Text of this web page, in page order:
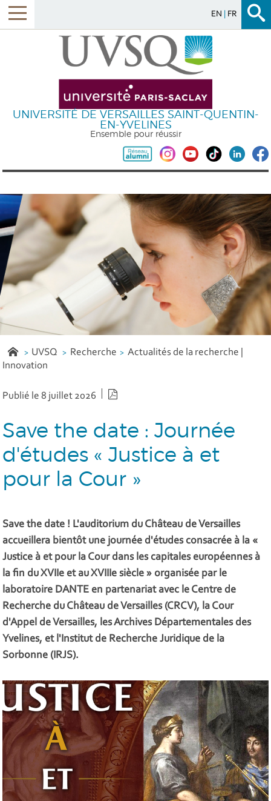
EN FR
UNIVERSITÉ DE VERSAILLES SAINT-QUENTIN-
EN-YVELINES
Ensemble pour réussir
UVSQ Recherche
Actualités de la recherche |
Innovation
Publié le 8 juillet 2026
Save the date : Journée
d'études « Justice à et
pour la Cour »
Save the date ! L'auditorium du Château de Versailles
accueillera bientôt une journée d'études consacrée à la «
Justice à et pour la Cour dans les capitales européennes à
la fin du XVIIe et au XVIIIe siècle » organisée par le
laboratoire DANTE en partenariat avec le Centre de
Recherche du Château de Versailles (CRCV), la Cour
d'Appel de Versailles, les Archives Départementales des
Yvelines, et l'Institut de Recherche Juridique de la
Sorbonne (IRJS).